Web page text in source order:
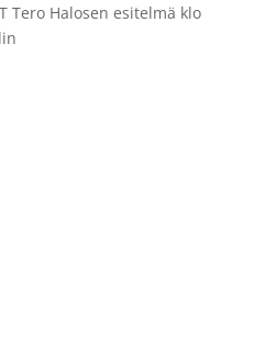
Tero Halosen esitelmä klo